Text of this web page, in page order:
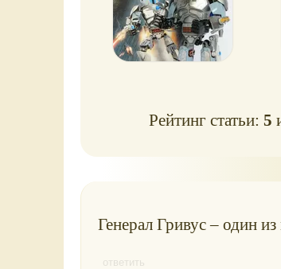
Рейтинг статьи:5
Генерал Гривус – один
ответить